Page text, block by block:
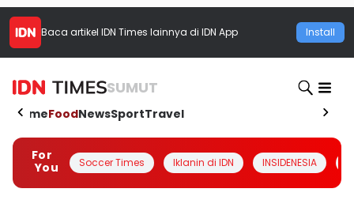
Baca artikel IDN Times lainnya di IDN App Install
SUMUT
HomeFoodNewsSportTravel
For
You
Soccer Times Iklanin di IDN INSIDENESIA